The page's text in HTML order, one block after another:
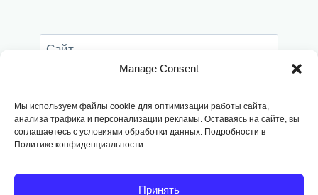
Manage Consent
Мы используем файлы cookie для оптимизации работы сайта,
анализа трафика и персонализации рекламы. Оставаясь на сайте, вы
соглашаетесь с условиями обработки данных. Подробности в
Политике конфиденциальности.
Принять
Сайт
этом браузере для последующих моих
комментариев.